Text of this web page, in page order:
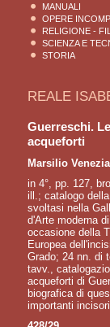
MANUALI
OPERE
RELIGIONE -
SCIENZA E
STORIA
REALE
Guerreschi. Le
acqueforti
Marsilio
in 4°, pp. 127,
ill.; catalogo
svoltasi nella
d'Arte moderna
occasione della
Europea
Grado; 24 nn. di
tavv.,
acqueforti di
biografica di
importanti